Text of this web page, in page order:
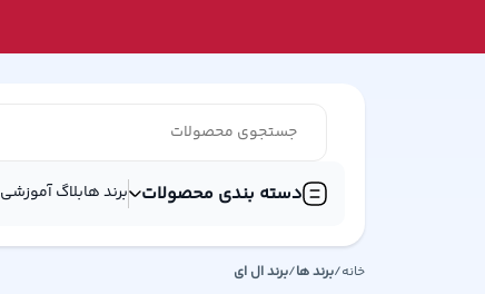
دسته بندی محصولات برند هابلاگ آموزشی
خانه/برند ها/برندال ای